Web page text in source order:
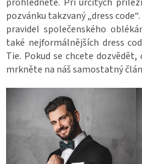
pozvánku takzvaný „dress
pravidel společenského
také nejformálnějších dress
Tie. Pokud se chcete
mrkněte na náš samostatný